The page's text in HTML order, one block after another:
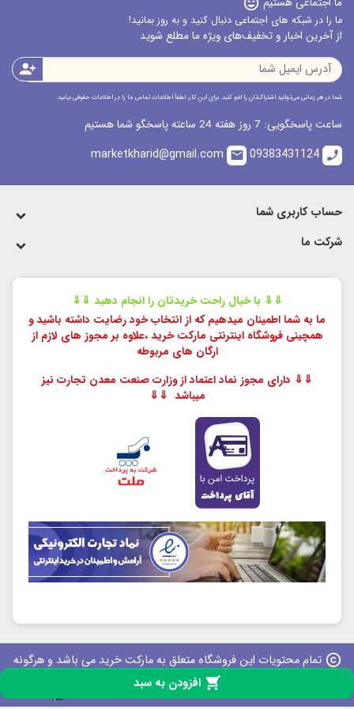
 افزودن به سبد
ما را در شبکه های اجتماعی دنبال کنید و به روز بمانید!
از آخرین اخبار و تخفیف‌های ویژه ما مطلع شوید
person_add
شما در هر زمانی می‌توانید اشتراک‌تان را لغو کنید. برای این کار، لطفاً اطلاعات تماس ما را در اطلاعات حقوقی بیابید.
ساعت پاسخگویی: 7 روز هفته 24 ساعته پاسخگو شما هستیم
call
09383431124
email
حساب کاربری شما
شرکت ما
⇓⇓ با خیال راحت خریدتان را انجام دهید ⇓⇓
ما به شما اطمینان میدهیم که از انتخاب خود رضایت داشته باشید و
همچینی فروشگاه اینترنتی مارکت خرید ،علاوه بر مجوز های لازم از
ارگان های مربوطه
⇓⇓ دارای مجوز نماد اعتماد از وزارت صنعت معدن تجارت نیز
میباشد ⇓⇓
copyright تمام محتویات این فروشگاه متعلق به مارکت خرید می باشد و هرگونه
کپی برداری پیگرد قانونی دارد